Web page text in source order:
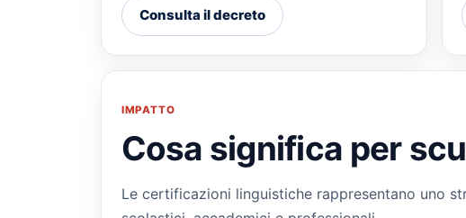
Consulta il decreto
IMPATTO
Cosa significa per
Le certificazioni linguistiche rappresentano uno